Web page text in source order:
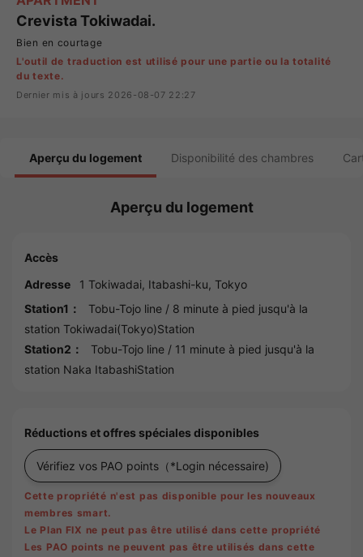
Crevista Tokiwadai.
Bien en courtage
L'outil de traduction est utilisé pour une partie ou la totalité
du texte.
Dernier mis à jours 2026-08-07 22:27
Aperçu du logement Disponibilité des chambres
Aperçu du logement
Accès
Adresse
1 Tokiwadai, Itabashi-ku, Tokyo
Station1：
Tobu-Tojo line / 8 minute à pied jusqu'à la
station Tokiwadai(Tokyo)Station
Station2：
Tobu-Tojo line / 11 minute à pied jusqu'à la
station Naka ItabashiStation
Réductions et offres spéciales disponibles
Vérifiez vos PAO points （*Login nécessaire)
Cette propriété n'est pas disponible pour les nouveaux
membres smart.
Le Plan FIX ne peut pas être utilisé dans cette propriété
Les PAO points ne peuvent pas être utilisés dans cette